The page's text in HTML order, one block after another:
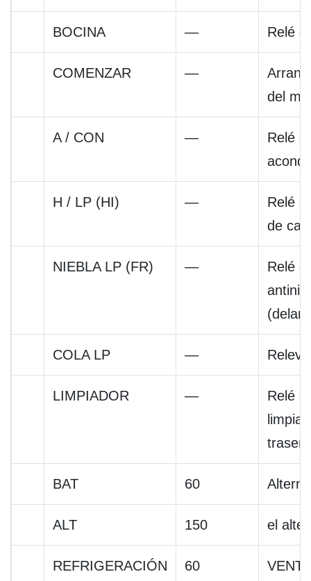
BOCINA — Relé
COMENZAR —
del
A / CON —
Relé
H / LP (HI) —
Relé
de
NIEBLA LP (FR) —
Relé
COLA LP —
LIMPIADOR —
Relé
trasero
BAT 60
ALT 150 el
REFRIGERACIÓN 60